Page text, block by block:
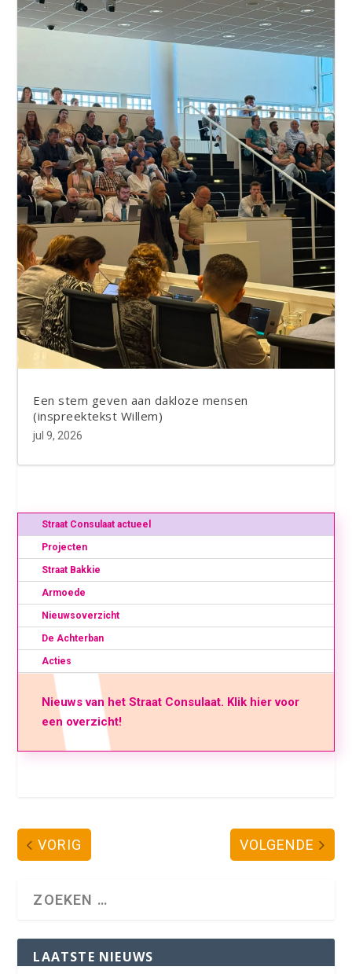
Een stem geven aan dakloze mensen
(inspreektekst Willem)
jul 9, 2026
Straat Consulaat actueel
Projecten
Straat Bakkie
Armoede
Nieuwsoverzicht
De Achterban
Acties
Nieuws van het Straat Consulaat. Klik hier voor
een overzicht!
VORIG VOLGENDE
LAATSTE NIEUWS